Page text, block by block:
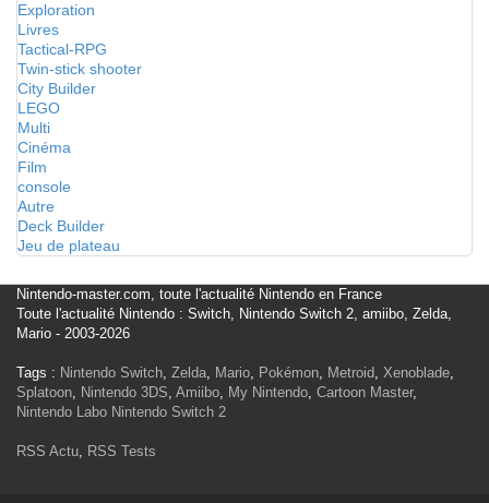
Exploration
Livres
Tactical-RPG
Twin-stick shooter
City Builder
LEGO
Multi
Cinéma
Film
console
Autre
Deck Builder
Jeu de plateau
Nintendo-master.com, toute l'actualité Nintendo en France
Toute l'actualité Nintendo : Switch, Nintendo Switch 2, amiibo, Zelda,
Mario - 2003-2026
Tags : Nintendo Switch, Zelda, Mario, Pokémon, Metroid, Xenoblade,
Splatoon, Nintendo 3DS, Amiibo, My Nintendo, Cartoon Master,
Nintendo Labo Nintendo Switch 2
RSS Actu, RSS Tests